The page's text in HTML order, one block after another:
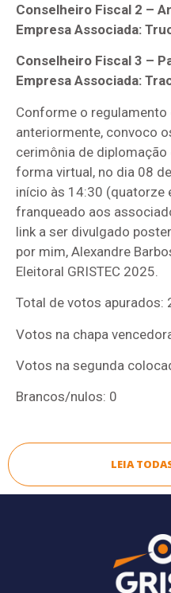
Conselheiro Fiscal 2 –
Empresa Associada:
Conselheiro Fiscal 3 –
Empresa Associada:
Conforme o
anteriormente, convoco
cerimônia de
forma virtual, no dia 08
início às 14:30 (quatorze
franqueado aos
link a ser divulgado
por mim, Alexandre
Eleitoral GRISTEC 2025.
Total de votos apurados:
Votos na chapa
Votos na segunda
Brancos/nulos: 0
LEIA